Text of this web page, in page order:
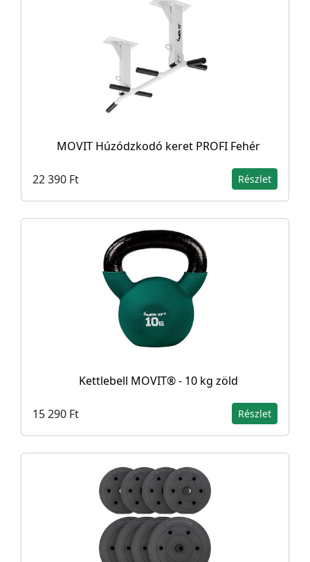
MOVIT Húzódzkodó keret PROFI Fehér
22 390 Ft Részlet
Kettlebell MOVIT® - 10 kg zöld
15 290 Ft Részlet